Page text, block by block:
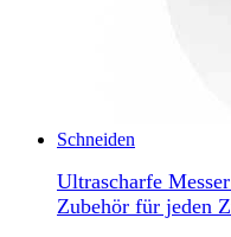
Schneiden
Ultrascharfe
Zubehör für jeden